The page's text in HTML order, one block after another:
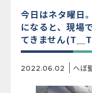
今日はネタ曜日
になると、現場
てきません(T
2022.06.02 へぼ